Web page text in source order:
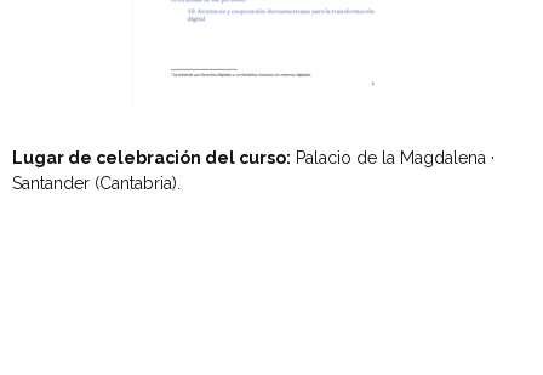
Lugar de celebración del curso: Palacio de la Magdalena ·
Santander (Cantabria).